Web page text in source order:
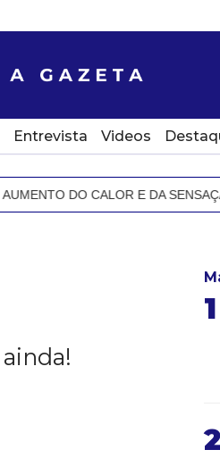
Entrevista Videos
DO CALOR E DA
1
2